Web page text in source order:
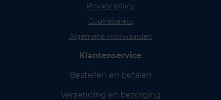
Privacy policy
Cookiebeleid
Algemene voorwaarden
Klantenservice
Bestellen en betalen
Verzending en bezorging